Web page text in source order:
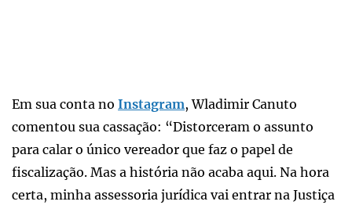
Em sua conta no Instagram, Wladimir Canuto
comentou sua cassação: “Distorceram o assunto
para calar o único vereador que faz o papel de
fiscalização. Mas a história não acaba aqui. Na hora
certa, minha assessoria jurídica vai entrar na Justiça